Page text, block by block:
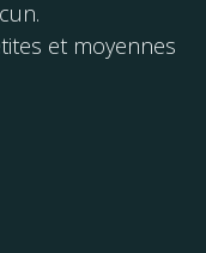
et moyennes